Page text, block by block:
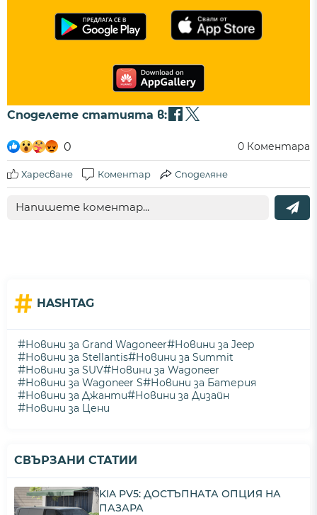
Споделете статията в:
0 0 Коментара
Харесване Коментар Споделяне
# HASHTAG
#Новини за Grand Wagoneer#Новини за Jeep
#Новини за Stellantis#Новини за Summit
#Новини за SUV#Новини за Wagoneer
#Новини за Wagoneer S#Новини за Батерия
#Новини за Джанти#Новини за Дизайн
#Новини за Цени
СВЪРЗАНИ СТАТИИ
KIA PV5: ДОСТЪПНАТА ОПЦИЯ НА
ПАЗАРА